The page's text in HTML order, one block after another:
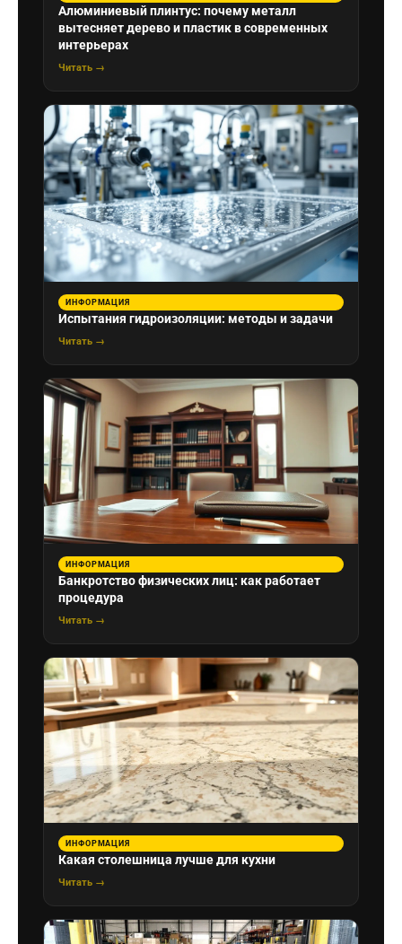
Алюминиевый плинтус: почему металл
вытесняет дерево и пластик в современных
интерьерах
Читать →
ИНФОРМАЦИЯ
Испытания гидроизоляции: методы и задачи
Читать →
ИНФОРМАЦИЯ
Банкротство физических лиц: как работает
процедура
Читать →
ИНФОРМАЦИЯ
Какая столешница лучше для кухни
Читать →